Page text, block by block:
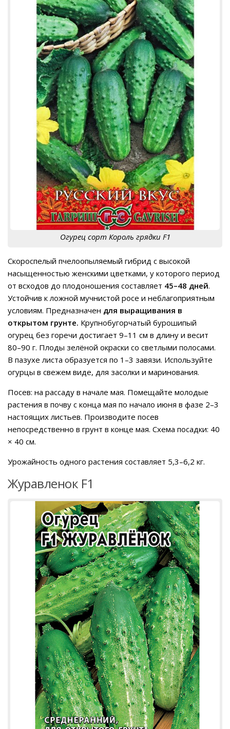
Огурец сорт Король грядки F1
Скороспелый пчелоопыляемый гибрид с высокой
насыщенностью женскими цветками, у которого период
от всходов до плодоношения составляет 45–48 дней.
Устойчив к ложной мучнистой росе и неблагоприятным
условиям. Предназначен для выращивания в
открытом грунте. Крупнобугорчатый бурошипый
огурец без горечи достигает 9–11 см в длину и весит
80–90 г. Плоды зелёной окраски со светлыми полосами.
В пазухе листа образуется по 1–3 завязи. Используйте
огурцы в свежем виде, для засолки и маринования.
Посев: на рассаду в начале мая. Помещайте молодые
растения в почву с конца мая по начало июня в фазе 2–3
настоящих листьев. Производите посев
непосредственно в грунт в конце мая. Схема посадки: 40
× 40 см.
Урожайность одного растения составляет 5,3–6,2 кг.
Журавленок F1